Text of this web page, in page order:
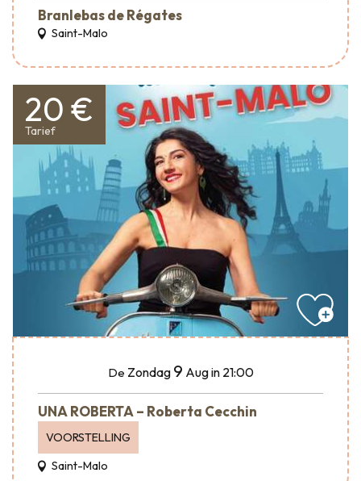
Branlebas de Régates
Saint-Malo
20 €
Tarief
De Zondag 9 Augin 21:00
UNA ROBERTA – Roberta Cecchin
VOORSTELLING
Saint-Malo